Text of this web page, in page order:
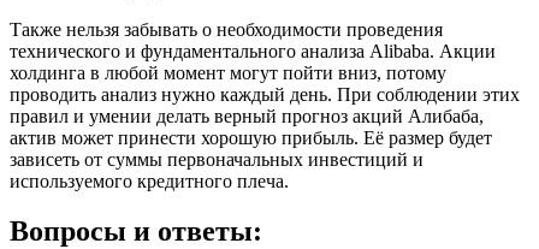
Также нельзя забывать о необходимости проведения
технического и фундаментального анализа Alibaba. Акции
холдинга в любой момент могут пойти вниз, потому
проводить анализ нужно каждый день. При соблюдении этих
правил и умении делать верный прогноз акций Алибаба,
актив может принести хорошую прибыль. Её размер будет
зависеть от суммы первоначальных инвестиций и
используемого кредитного плеча.
Вопросы и ответы: